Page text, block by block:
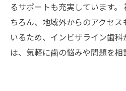
るサポートも充実しています
ちろん、地域外からのアクセ
いるため、インビザライン歯
は、気軽に歯の悩みや問題を相